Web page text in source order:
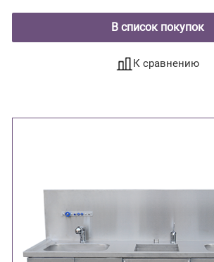
В список покупок
К сравнению